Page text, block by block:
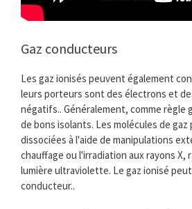
Gaz conducteurs
Les gaz ionisés peuvent également
leurs porteurs sont des électrons et
négatifs.. Généralement, comme règle
de bons isolants. Les molécules de
dissociées à l'aide de manipulations
chauffage ou l'irradiation aux rayons X,
lumière ultraviolette. Le gaz ionisé
conducteur..